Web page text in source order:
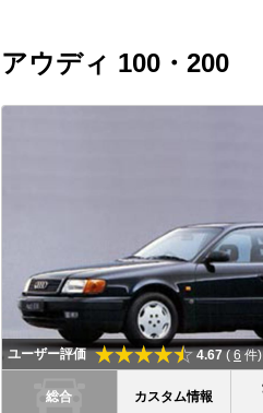
アウディ 100・200
ユーザー評価 4.67 ( 6 件)
総合 カスタム情報